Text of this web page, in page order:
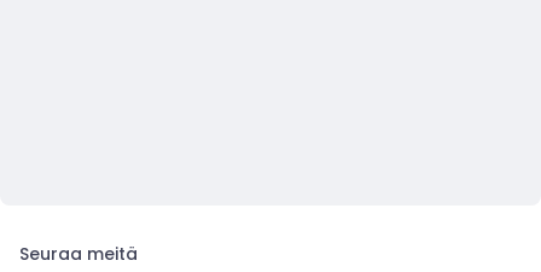
Seuraa meitä